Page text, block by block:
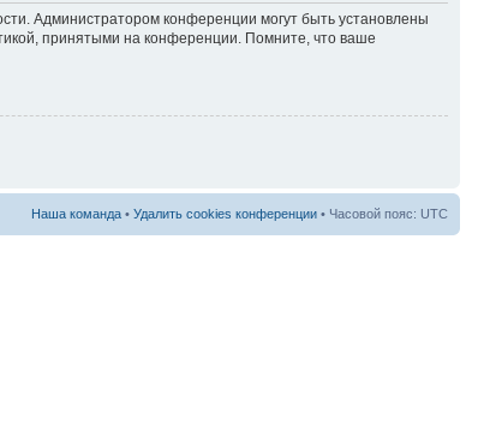
Администратором конференции могут быть установлены
принятыми на конференции. Помните, что ваше
Наша команда • Удалить cookies конференции • Часовой пояс: UTC